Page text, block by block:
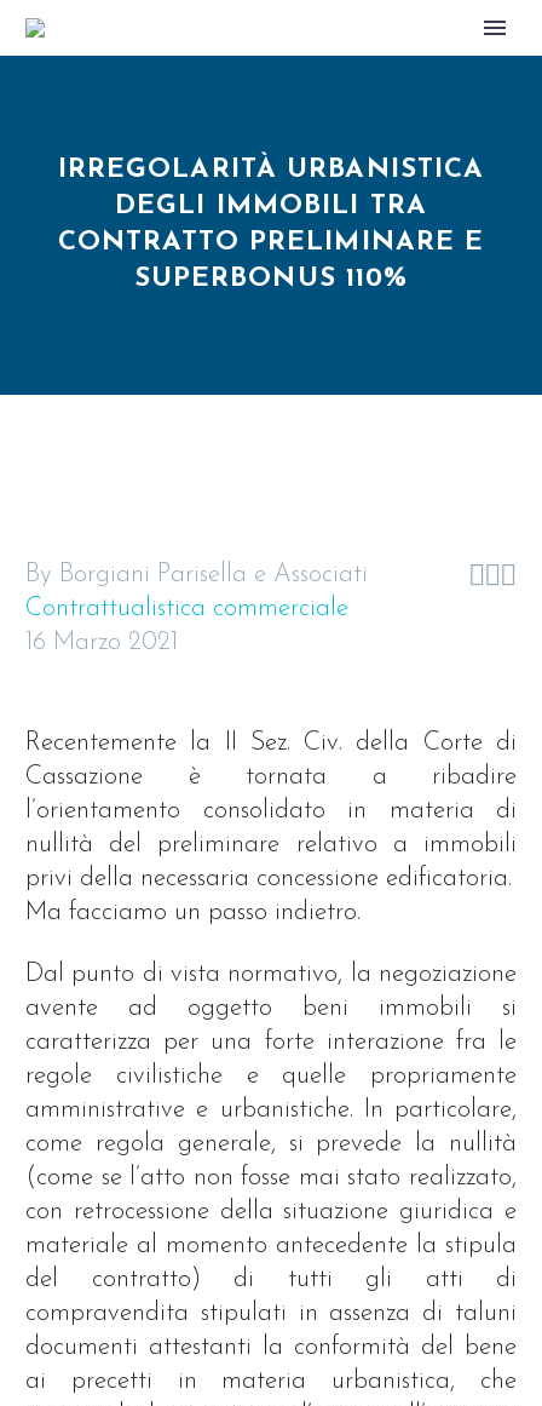
IRREGOLARITÀ URBANISTICA
DEGLI IMMOBILI TRA
CONTRATTO PRELIMINARE E
SUPERBONUS 110%

By Borgiani Parisella e Associati
Contrattualistica commerciale
16 Marzo 2021
Recentemente la II Sez. Civ. della Corte di
Cassazione è tornata a ribadire
l’orientamento consolidato in materia di
nullità del preliminare relativo a immobili
privi della necessaria concessione edificatoria.
Ma facciamo un passo indietro.
Dal punto di vista normativo, la negoziazione
avente ad oggetto beni immobili si
caratterizza per una forte interazione fra le
regole civilistiche e quelle propriamente
amministrative e urbanistiche. In particolare,
come regola generale, si prevede la nullità
(come se l’atto non fosse mai stato realizzato,
con retrocessione della situazione giuridica e
materiale al momento antecedente la stipula
del contratto) di tutti gli atti di
compravendita stipulati in assenza di taluni
documenti attestanti la conformità del bene
ai precetti in materia urbanistica, che